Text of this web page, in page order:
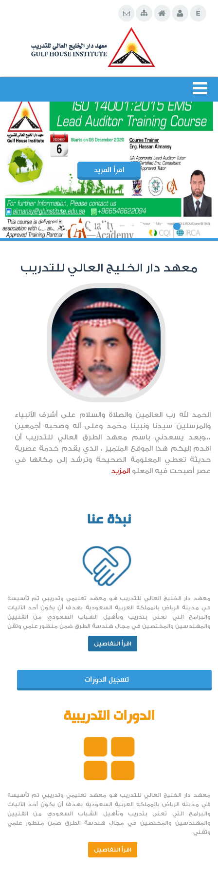
اقرأ المزيد
معهد دار الخليج العالي للتدريب
الحمد لله رب العالمين والصلاة والسلام على أشرف الأنبياء
والمرسلين سيدنا ونبينا محمد وعلى آله وصحبه أجمعين
،،،وبعد يسعدني باسم معهد الطرق العالي للتدريب أن
اقدم إليكم هذا الموقع المتميز ، الذي يقدم خدمة عصرية
حديثة تعطي المعلومة الصحيحة وترشد إلى مكانها في
عصر أصبحت فيه المعلو المزيد
نبذة عنا
معهد دار الخليج العالي للتدريب هو معهد تعليمي وتدريبي تم تأسيسه
في مدينة الرياض بالمملكة العربية السعودية بهدف أن يكون أحد الآليات
والبرامج التي تعنى بتدريب وتأهيل الشباب السعودي من الفنيين
والمهندسين والمختصين في مجال هندسة الطرق ضمن منظور علمي وتقن
اقرأ التفاصيل
تسجيل الدورات
الدورات التدريبية
معهد دار الخليج العالي للتدريب هو معهد تعليمي وتدريبي تم تأسيسه
في مدينة الرياض بالمملكة العربية السعودية بهدف أن يكون أحد الآليات
والبرامج التي تعنى بتدريب وتأهيل الشباب السعودي من الفنيين
والمهندسين والمختصين في مجال هندسة الطرق ضمن منظور علمي
وتقني
اقرأ التفاصيل